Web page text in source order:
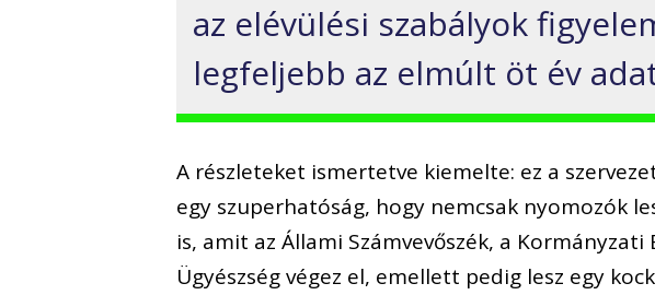
az elévülési szabályok
legfeljebb az elmúlt öt év
A részleteket ismertetve kiemelte: ez a
egy szuperhatóság, hogy nemcsak nyomozók
is, amit az Állami Számvevőszék, a
Ügyészség végez el, emellett pedig lesz egy